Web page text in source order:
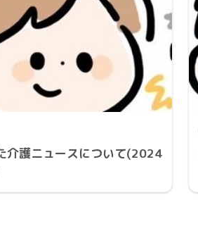
介護ニュースについて(2024